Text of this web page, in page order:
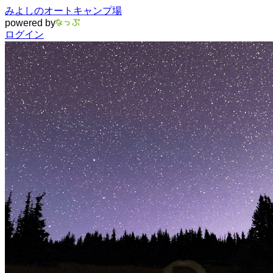
みよしのオートキャンプ場
powered by
ログイン